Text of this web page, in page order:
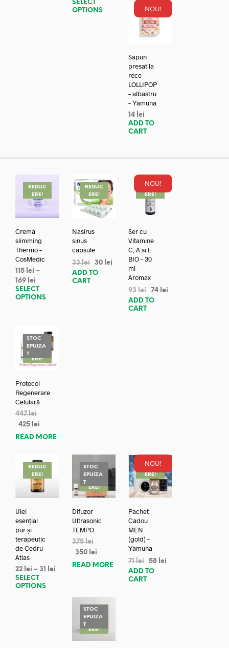
SELECT
OPTIONS
NOU!
Sapun
presat la
rece
LOLLIPOP
– albastru
– Yamuna
14 lei
ADD TO
CART
REDUC
ERE!
Crema
slimming
Thermo –
CosMedic
115 lei –
169 lei
SELECT
OPTIONS
REDUC
ERE!
Nasirus
sinus
capsule
33lei 30 lei
ADD TO
CART
NOU!
REDUC
ERE!
Ser cu
Vitamine
C, A si E
BIO – 30
ml –
Aromax
93lei 74 lei
ADD TO
CART
STOC
EPUIZA
TREDUC
ERE!
Protocol
Regenerare
Celulară
447lei
425 lei
READ MORE
REDUC
ERE!
Ulei
esențial
pur și
terapeutic
de Cedru
Atlas
22 lei – 31
lei
SELECT
OPTIONS
STOC
EPUIZA
TREDUC
ERE!
Difuzor
Ultrasonic
TEMPO
375lei
350 lei
READ MORE
NOU!
REDUC
ERE!
Pachet
Cadou
MEN
(gold) –
Yamuna
71lei 58 lei
ADD TO
CART
STOC
EPUIZA
TREDUC
ERE!